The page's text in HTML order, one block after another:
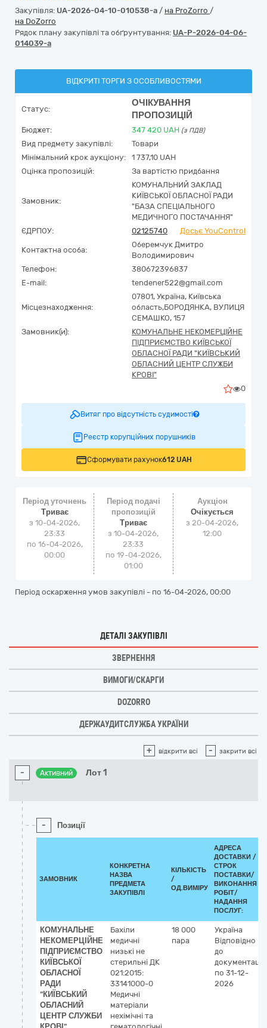
Закупівля: UA-2026-04-10-010538-a / на ProZorro /
на DoZorro
Рядок плану закупівлі та обґрунтування: UA-P-2026-04-06-
014039-a
ВІДКРИТІ ТОРГИ З ОСОБЛИВОСТЯМИ
Статус:
ОЧІКУВАННЯ
ПРОПОЗИЦІЙ
Бюджет: 347 420 UAH (з ПДВ)
Вид предмету закупівлі:
Товари
Мінімальний крок аукціону:
1 737,10 UAH
Оцінка пропозицій:
За вартістю придбання
Замовник:
КОМУНАЛЬНИЙ ЗАКЛАД
КИЇВСЬКОЇ ОБЛАСНОЇ РАДИ
"БАЗА СПЕЦІАЛЬНОГО
МЕДИЧНОГО ПОСТАЧАННЯ"
ЄДРПОУ:
02125740 Досьє YouControl
Контактна особа:
Оберемчук Дмитро
Володимирович
Телефон:
380672396837
E-mail:
tendener522@gmail.com
Місцезнаходження:
07801, Україна, Київська
область,БОРОДЯНКА, ВУЛИЦЯ
СЕМАШКО, 157
Замовник(и):
КОМУНАЛЬНЕ НЕКОМЕРЦІЙНЕ
ПІДПРИЄМСТВО КИЇВСЬКОЇ
ОБЛАСНОЇ РАДИ "КИЇВСЬКИЙ
ОБЛАСНИЙ ЦЕНТР СЛУЖБИ
КРОВІ"
0
Витяг про відсутність судимості
Реєстр корупційних порушників
Сформувати рахунок612 UAH
Період уточнень
Триває
з 10-04-2026,
23:33
по 16-04-2026,
00:00
Період подачі
пропозицій
Триває
з 10-04-2026,
23:33
по 19-04-2026,
01:00
Аукціон
Очікується
з20-04-2026,
12:00
Період оскарження умов закупівлі - по 16-04-2026, 00:00
ДЕТАЛІ ЗАКУПІВЛІ
ЗВЕРНЕННЯ
ВИМОГИ/СКАРГИ
DOZORRO
ДЕРЖАУДИТСЛУЖБА УКРАЇНИ
+ відкрити всі - закрити всі
- Активний Лот 1
- Позиції
ЗАМОВНИК
КОНКРЕТНА
НАЗВА
ПРЕДМЕТА
ЗАКУПІВЛІ
КІЛЬКІСТЬ
/
ОД.ВИМІРУ
АДРЕСА
ДОСТАВКИ /
СТРОК
ПОСТАВКИ/
ВИКОНАННЯ
РОБІТ/
НАДАННЯ
ПОСЛУГ:
КОМУНАЛЬНЕ
НЕКОМЕРЦІЙНЕ
ПІДПРИЄМСТВО
КИЇВСЬКОЇ
ОБЛАСНОЇ
РАДИ
"КИЇВСЬКИЙ
ОБЛАСНИЙ
ЦЕНТР СЛУЖБИ
Бахіли
медичні
низькі не
стерильні ДК
021:2015:
33141000-0
Медичні
матеріали
нехімічні та
18 000
пара
Україна
Відповідно
до
документації
по 31-12-
2026